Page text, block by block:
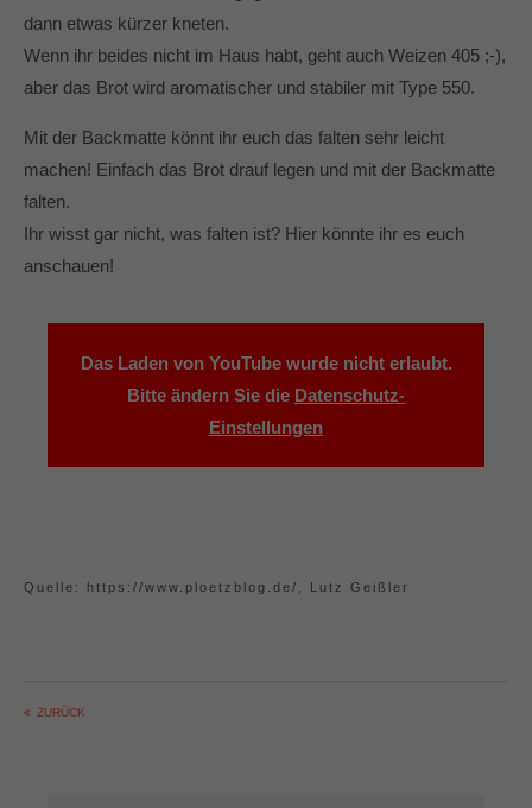
dann etwas kürzer kneten.
Wenn ihr beides nicht im Haus habt, geht auch Weizen 405 ;-),
aber das Brot wird aromatischer und stabiler mit Type 550.
Mit der Backmatte könnt ihr euch das falten sehr leicht
machen! Einfach das Brot drauf legen und mit der Backmatte
falten.
Ihr wisst gar nicht, was falten ist? Hier könnte ihr es euch
anschauen!
Das Laden von YouTube wurde nicht erlaubt.
Bitte ändern Sie die Datenschutz-
Einstellungen
Quelle: https://www.ploetzblog.de/, Lutz Geißler
ZURÜCK